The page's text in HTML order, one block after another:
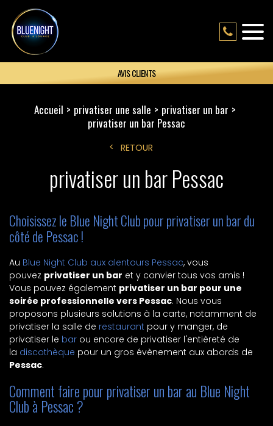
AVIS CLIENTS
Accueil privatiser une salle
privatiser un bar
privatiser un bar Pessac
RETOUR
privatiser un bar Pessac
Choisissez le Blue Night Club pour privatiser un bar du
côté de Pessac !
Au Blue Night Club aux alentours Pessac, vous
pouvez privatiser un bar et y convier tous vos amis !
Vous pouvez également privatiser un bar pour une
soirée professionnelle vers Pessac. Nous vous
proposons plusieurs solutions à la carte, notamment de
privatiser la salle de restaurant pour y manger, de
privatiser le bar ou encore de privatiser l'entièreté de
la discothèque pour un gros évènement aux abords de
Pessac.
Comment faire pour privatiser un bar au Blue Night
Club à Pessac ?